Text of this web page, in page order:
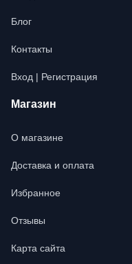
Блог
Контакты
Вход | Регистрация
Магазин
О магазине
Доставка и оплата
Избранное
Отзывы
Карта сайта